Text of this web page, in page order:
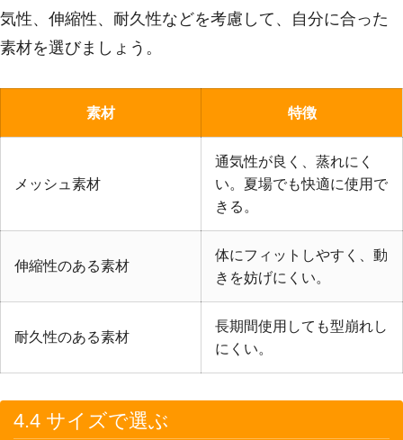
気性、伸縮性、耐久性などを考慮して、自分に合った
素材を選びましょう。
素材 特徴
メッシュ素材
通気性が良く、蒸れにく
い。夏場でも快適に使用で
きる。
伸縮性のある素材
体にフィットしやすく、動
きを妨げにくい。
耐久性のある素材
長期間使用しても型崩れし
にくい。
4.4 サイズで選ぶ